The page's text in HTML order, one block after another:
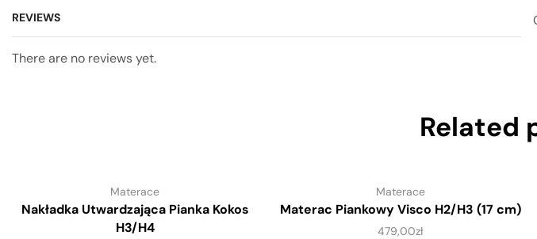
REVIEWS
There are no reviews yet.
Related
Materace
Nakładka Utwardzająca Pianka Kokos
H3/H4
Materace
Materac Piankowy Visco H2/H3 (17 cm)
479,00zł